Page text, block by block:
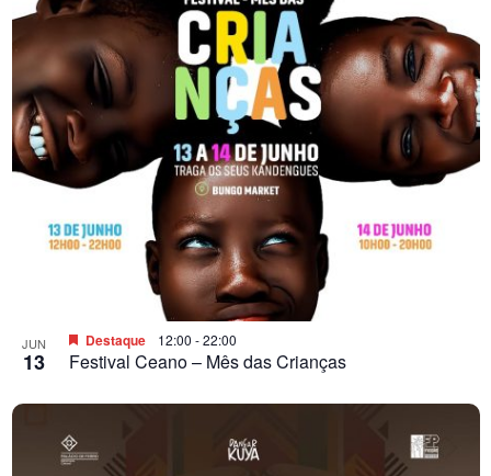
JUN
13
Destaque 12:00 -22:00
Festival Ceano – Mês das Crianças